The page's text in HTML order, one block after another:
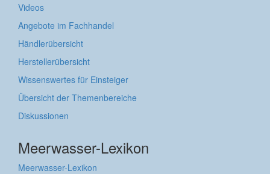
Videos
Angebote im Fachhandel
Händlerübersicht
Herstellerübersicht
Wissenswertes für Einsteiger
Übersicht der Themenbereiche
Diskussionen
Meerwasser-Lexikon
Meerwasser-Lexikon